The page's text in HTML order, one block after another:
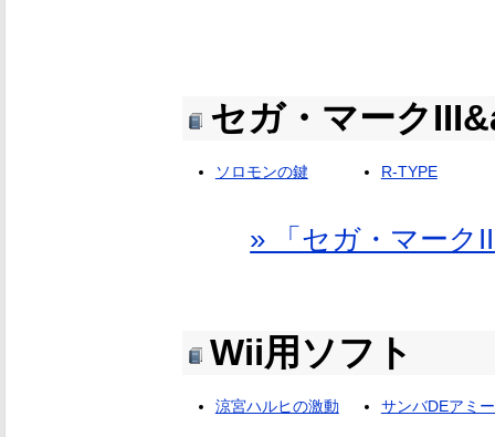
セガ・マーク
ソロモンの鍵 R-TYPE
» 「セガ・マーク
Wii用ソフト
涼宮ハルヒの激動 サンバDEアミ